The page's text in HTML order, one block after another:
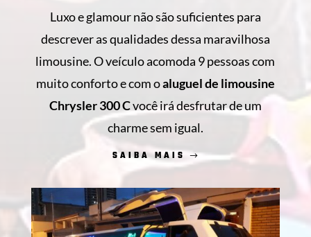
Luxo e glamour não são suficientes para
descrever as qualidades dessa maravilhosa
limousine. O veículo acomoda 9 pessoas com
muito conforto e com oaluguel de limousine
Chrysler 300 Cvocê irá desfrutar de um
charme sem igual.
SAIBA MAIS